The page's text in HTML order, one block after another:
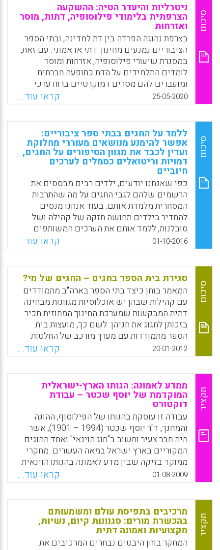
WhatsApp
Facebook
Email
X סיכום
ניטרליות והיעדר הטיה: ההשקעה
הצרפתית בלימודי פילוסופיה, דתות, מוסר
ואזרחות
בצרפת נהוגה הפרדה בין דת למדינה, ובתי הספר
הציבוריים נמנעים מחינוך דתי או אמוני. עם זאת,
במסגרת שיעורי פילוסופיה, אזרחות ומוסר
לומדים התלמידים על הדת כתופעה חברתית
ומועברים להם מסרים דמוקרטיים ברוח ערכי
הרפובליקה: חופש, שוויון, אחווה, צדק ודחייה של
כל סוגי האפליה. שיעורים אלה מציבים לאנשי
החינוך בצרפת אתגר מורכב, שכן צרפת היא מדינה
חילונית ביותר, אך עם אוכלוסייתה נמנים נוצרים
קתולים רבים והקהילות הגדולות ביותר באירופה
של מוסלמים ושל יהודים.
WhatsApp
Facebook
Email
X
25-05-2020 קראו עוד...
סיכום
ללמד על החגים בבתי ספר ציבוריים:
אפשר להימנע מנושאים מעוררי מחלוקת
ועדין לכבד את מגוון הסיפורים על החגים,
דמויות וריטואלים כסמלים לערכים
חיוביים
כפי שאנחנו יודעים, ילדים רבים מבססים את
הרשמים שלהם לגבי החגים על מה שהתרבות
המסחרית מלמדת אותם. בעוד אנחנו מנסים
להחדיר בילדים תחושה חזקה של קהילה ושל
סובלנות, ללמד אותם את הערכים המשותפים
לחגים בהתאם לתכניות הלימודים החברתיות
והאקדמיות. החגים מלמדים אותנו היסטוריה ואת
הבסיס של החברה שלנו, המעמיק את ההבנה
שלנו לגבי עצמנו ולגבי אחרים.אולם קיים
פוטנציאל לבעיות כאשר מורים דנים בנושאים
דתיים בבית ספר ציבורי, כמו הורה המתלונן
שהמורים מטיפים. המחבר נמנע מללמד נושאים
קדושים אבל מכבד סיפורים, דמויות וריטואלים
של חגים כסמלים לערכים חיוביים. נראה כי
ההורים מבינים שהוראה לגבי המאפיינים
המשותפים בסיפורים על החגים מחזקת הבנה
WhatsApp
Facebook
Email
X
01-10-2016 קראו עוד...
סיכום
סגירת בית הספר בחגים – החגים של מי?
המאמר בוחן כיצד בתי הספר בארה"ב מתמודדים
עם קהילות שבהן יש אוכלוסיות מגוונות מבחינה
דתית המבקשות שמערכת החינוך המחוזית תכיר
בזכותן לחגוג את חגיהן. לשם כך, מועצות בית
הספר מתמודדות עם מערך מורכב של החלטות
לגבי האופן שבו יש לאזן את החגים הדתיים כדי
לתרום לזהות האישית והמשפחתית. ועליהן
להתאים את לוח שנת הלימודים לחגים הדתיים
של תושבי הקהילות (Ted Purinton and Vicki
Gunther, 2012)
WhatsApp
Facebook
Email
X
20-01-2012 קראו עוד...
תקציר
ממדע לאמונה: הגותו הארץ-ישראלית
המוקדמת של יוסף שכטר – עבודת
דוקטורט
עבודה זו עוסקת בהגותו של הפילוסוף, ההוגה
והמחנך, ד"ר יוסף שכטר (1994 – 1901), אשר
היה חבר צעיר וחשוב ב"חוג הוינאי" ואחד ההוגים
המקוריים בארץ ישראל במאה העשרים. מחקרי
ממוקד בזיקה שבין מדע לאמונה בהגותו הוינאית
והארצישראלית המוקדמת של שכטר ובעיצובה
של תפיסתו הדתית לאור זיקה זו. מתוך התחקות
אחר הביוגרפיה שלו ניכר, כי שכטר הושפע בבית
אביו, רבי שואל צבי גאבר, מהוויה תלמודית, דתית
וחסידית משמעותית. דמות זו כונתה בעבודתי זו
"כתום ראשוני" של "האדם הדתי הראשון". זו
נראית כעומדת בסתירה מוחלטת לתיאוריות
01-08-2009 קראו עוד...
תקציר
מרכיבים בתפיסת עולם ומשמעותם
בהכשרת מורים: סגנונות קיום, נשיות,
מקצועיות ואמונה דתית
המחקר בוחן היבטים נבחרים המרכיבים את